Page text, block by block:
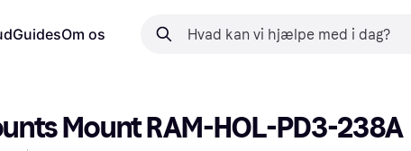
GuidesOm os
Mount RAM-HOL-PD3-238A